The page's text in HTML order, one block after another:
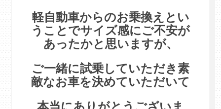
軽自動車からのお乗換えとい
うことでサイズ感にご不安が
あったかと思いますが、
ご一緒に試乗していただき素
敵なお車を決めていただいて